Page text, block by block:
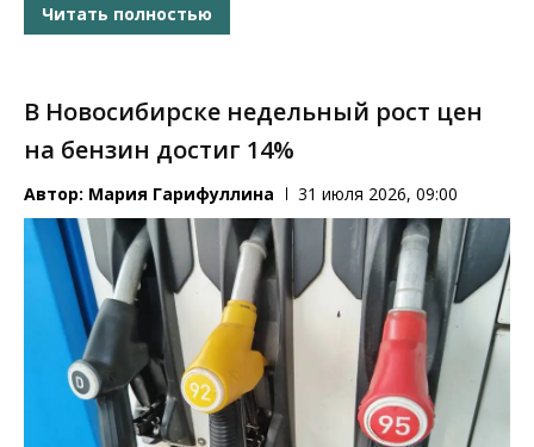
Читать полностью
В Новосибирске недельный рост цен
на бензин достиг 14%
Автор: Мария Гарифуллина 31 июля 2026, 09:00